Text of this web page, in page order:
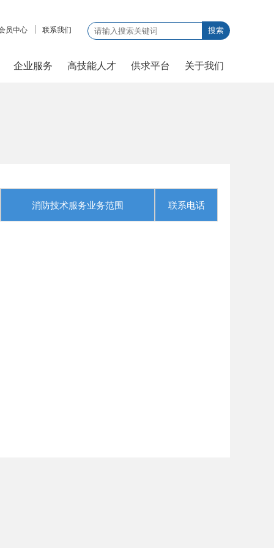
搜索
员中心 联系我们
企业服务 高技能人才 供求平台 关于我们
消防技术服务业务范围 联系电话